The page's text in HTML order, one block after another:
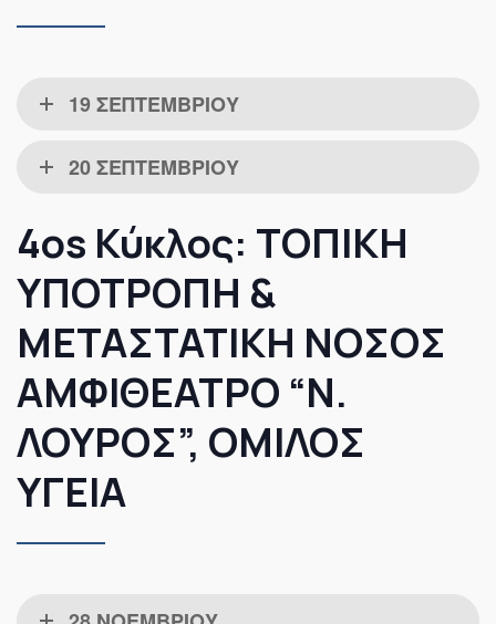
19 ΣΕΠΤΕΜΒΡΙΟΥ
20 ΣΕΠΤΕΜΒΡΙΟΥ
4os Κύκλος: ΤΟΠΙΚΗ
ΥΠΟΤΡΟΠΗ &
ΜΕΤΑΣΤΑΤΙΚΗ ΝΟΣΟΣ
ΑΜΦΙΘΕΑΤΡΟ “Ν.
ΛΟΥΡΟΣ”, ΟΜΙΛΟΣ
ΥΓΕΙΑ